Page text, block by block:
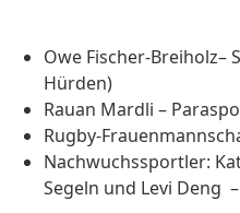
Owe Fischer-Breiholz–
Hürden)
Rauan Mardli –
Rugby-
Nachwuchssportler:
Segeln und Levi Deng